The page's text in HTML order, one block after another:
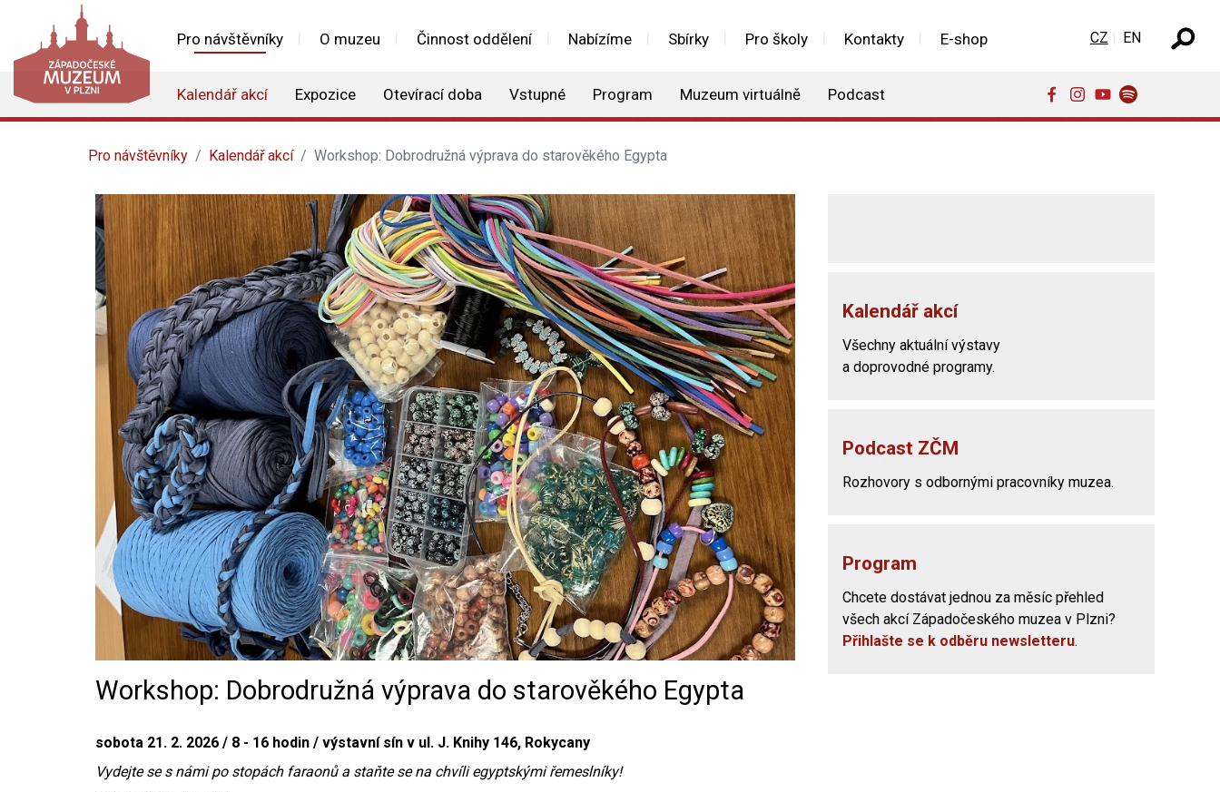
Pro návštěvníky O muzeu Činnost oddělení Nabízíme Sbírky Pro školy Kontakty E-shop
Kalendář akcí Expozice Otevírací doba Vstupné Program Muzeum virtuálně Podcast
Zvolte jazyk
CZ EN
Pro návštěvníky Kalendář akcí Workshop: Dobrodružná výprava do starověkého Egypta
Workshop: Dobrodružná výprava do starověkého Egypta
sobota 21. 2. 2026 / 8 - 16 hodin / výstavní sín v ul. J. Knihy 146, Rokycany
Vydejte se s námi po stopách faraonů a staňte se na chvíli egyptskými řemeslníky!
Kalendář akcí
Všechny aktuální výstavy
a doprovodné programy.
Podcast ZČM
Rozhovory s odbornými pracovníky muzea.
Program
Chcete dostávat jednou za měsíc přehled
všech akcí Západočeského muzea v Plzni?
Přihlašte se k odběru newsletteru.